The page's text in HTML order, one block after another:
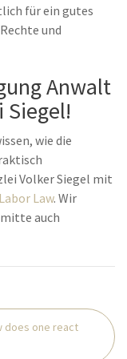
für ein gutes
und
Anwalt
Siegel!
wie die
Volker Siegel mit
Labor Law. Wir
auch
does one react